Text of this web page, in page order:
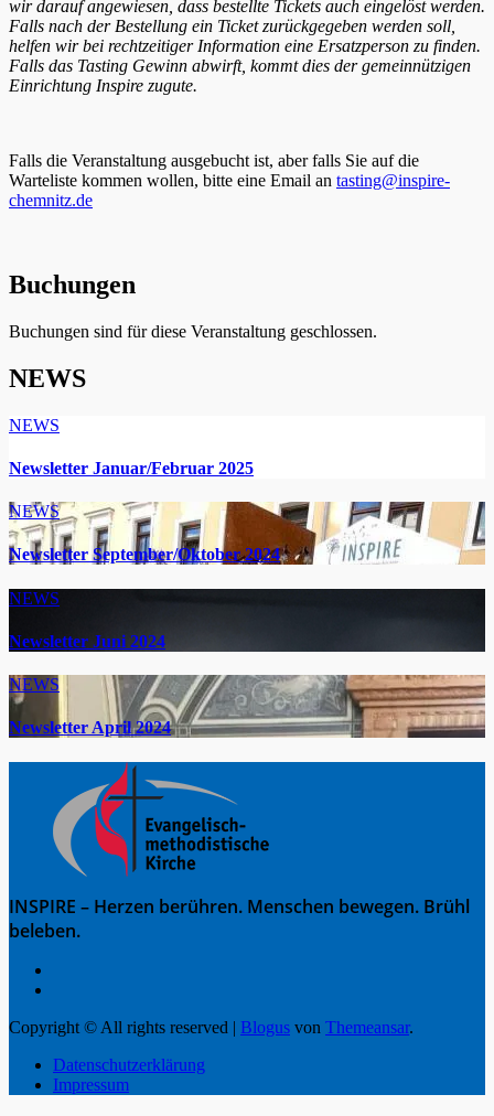
wir darauf angewiesen, dass bestellte Tickets auch eingelöst werden.
Falls nach der Bestellung ein Ticket zurückgegeben werden soll,
helfen wir bei rechtzeitiger Information eine Ersatzperson zu finden.
Falls das Tasting Gewinn abwirft, kommt dies der gemeinnützigen
Einrichtung Inspire zugute.
Falls die Veranstaltung ausgebucht ist, aber falls Sie auf die
Warteliste kommen wollen, bitte eine Email an tasting@inspire-
chemnitz.de
Buchungen
Buchungen sind für diese Veranstaltung geschlossen.
NEWS
NEWS
Newsletter Januar/Februar 2025
NEWS
Newsletter September/Oktober 2024
NEWS
Newsletter Juni 2024
NEWS
Newsletter April 2024
INSPIRE – Herzen berühren. Menschen bewegen. Brühl
beleben.
Copyright © All rights reserved | Blogus von Themeansar.
Datenschutzerklärung
Impressum